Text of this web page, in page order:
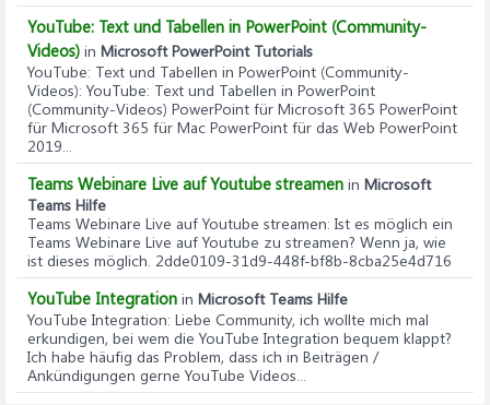
YouTube: Text und Tabellen in PowerPoint (Community-
Videos) in Microsoft PowerPoint Tutorials
YouTube: Text und Tabellen in PowerPoint (Community-
Videos): YouTube: Text und Tabellen in PowerPoint
(Community-Videos) PowerPoint für Microsoft 365 PowerPoint
für Microsoft 365 für Mac PowerPoint für das Web PowerPoint
2019...
Teams Webinare Live auf Youtube streamen in Microsoft
Teams Hilfe
Teams Webinare Live auf Youtube streamen: Ist es möglich ein
Teams Webinare Live auf Youtube zu streamen? Wenn ja, wie
ist dieses möglich. 2dde0109-31d9-448f-bf8b-8cba25e4d716
YouTube Integration in Microsoft Teams Hilfe
YouTube Integration: Liebe Community, ich wollte mich mal
erkundigen, bei wem die YouTube Integration bequem klappt?
Ich habe häufig das Problem, dass ich in Beiträgen /
Ankündigungen gerne YouTube Videos...